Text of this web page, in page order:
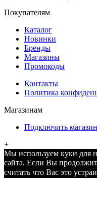
Покупателям
Каталог
Новинки
Бренды
Магазины
Промокоды
Контакты
Политика
Магазинам
Подключить магазин
+
Мы используем куки для
сайта. Если Вы
считать что Вас это